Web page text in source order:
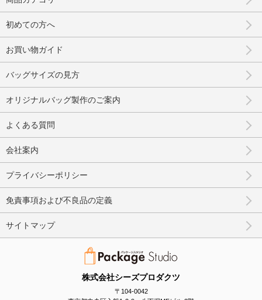
株式会社シーズプロダクツ
〒104-0042
初めての方へ
お買い物ガイド
バッグサイズの見方
オリジナルバッグ製作のご案内
よくある質問
会社案内
プライバシーポリシー
免責事項および不良品の定義
サイトマップ